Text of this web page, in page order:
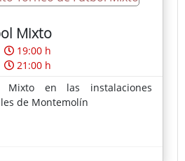
Mixto
19:00 h
21:00 h
Mixto en las instalaciones
de Montemolín